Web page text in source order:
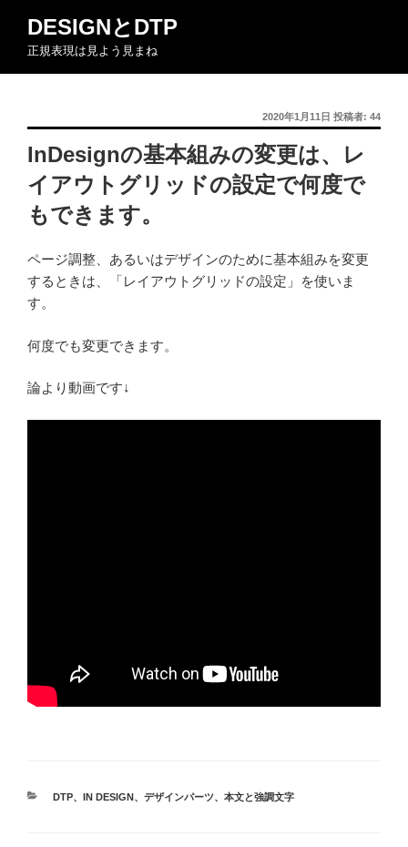
ン
DESIGNとDTP
正規表現は見よう見まね
投
稿
日:
2020年1月11日 投稿者: 44
InDesignの基本組みの変更は、レ
イアウトグリッドの設定で何度で
もできます。
ページ調整、あるいはデザインのために基本組みを変更
するときは、「レイアウトグリッドの設定」を使いま
す。
何度でも変更できます。
論より動画です↓
カ
DTP、 IN DESIGN 、 デザインパーツ、 本文と強調文字